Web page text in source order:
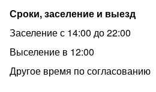
после 22:00
При нарушение хотя бы одного
залог не возвращается.
Шикарная, уютнaя квapтирa,
Сроки, заселение и выезд
Заселение с 14:00 до 22:00
Выселение в 12:00
Другое время по согласованию